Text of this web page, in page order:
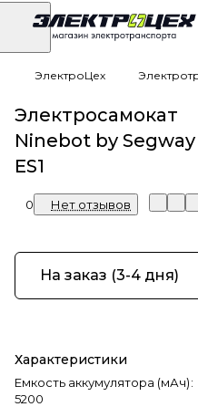
ЭлектроЦех
Электросамокат
Ninebot by Segway
ES1
0 Нет отзывов
На заказ (3-4 дня)
Характеристики
Емкость аккумулятора (мАч):
5200